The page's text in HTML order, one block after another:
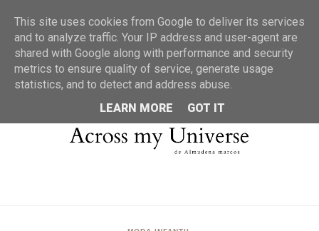
MENU
This site uses cookies from Google to deliver its services
and to analyze traffic. Your IP address and user-agent are
shared with Google along with performance and security
metrics to ensure quality of service, generate usage
statistics, and to detect and address abuse.
LEARN MORE
GOT IT